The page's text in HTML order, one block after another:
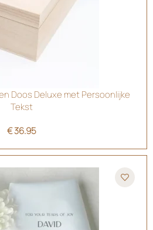
Doos Deluxe met Persoonlijke
Tekst
€36.95